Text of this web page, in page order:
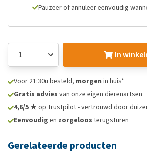
Pauzeer of annuleer eenvoudig
In
Voor 21:30u besteld, morgen in huis*
Gratis advies van onze eigen dierenartsen
4,6/5 ★op Trustpilot - vertrouwd door
Eenvoudig en zorgeloos terugsturen
Gerelateerde producten